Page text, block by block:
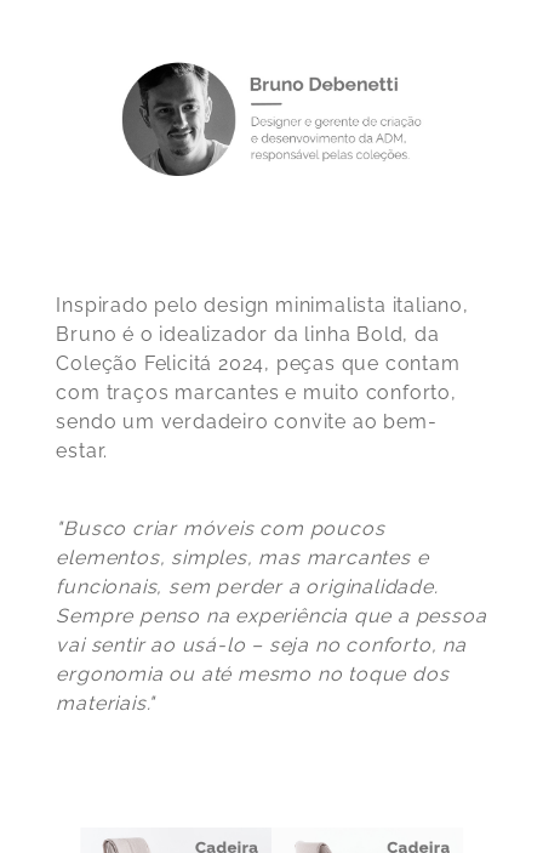
Inspirado pelo design minimalista italiano,
Bruno é o idealizador da linha Bold, da
Coleção Felicitá 2024, peças que contam
com traços marcantes e muito conforto,
sendo um verdadeiro convite ao bem-
estar.
"Busco criar móveis com poucos
elementos, simples, mas marcantes e
funcionais, sem perder a originalidade.
Sempre penso na experiência que a pessoa
vai sentir ao usá-lo – seja no conforto, na
ergonomia ou até mesmo no toque dos
materiais."